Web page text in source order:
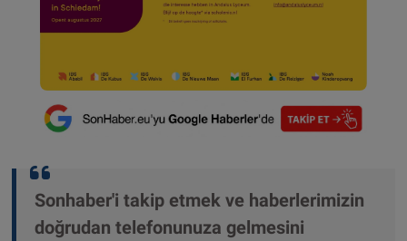
Sonhaber'i takip etmek ve haberlerimizin
doğrudan telefonunuza gelmesini